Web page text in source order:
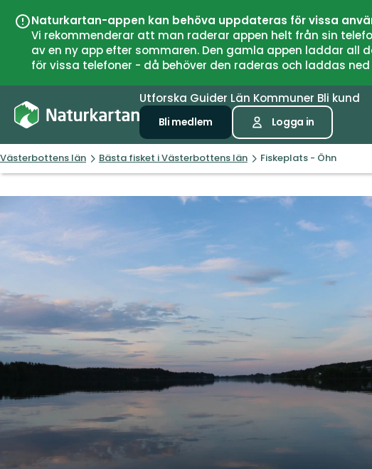
Naturkartan-appen kan behöva uppdateras för vissa
Vi rekommenderar att man raderar appen helt från sin
av en ny app efter sommaren. Den gamla appen laddar
för vissa telefoner - då behöver den raderas och laddas ned
Utforska Guider Län Kommuner Bli kund
Bli medlem Logga in
Västerbottens län Bästa fisket i Västerbottens län Fiskeplats - Öhn